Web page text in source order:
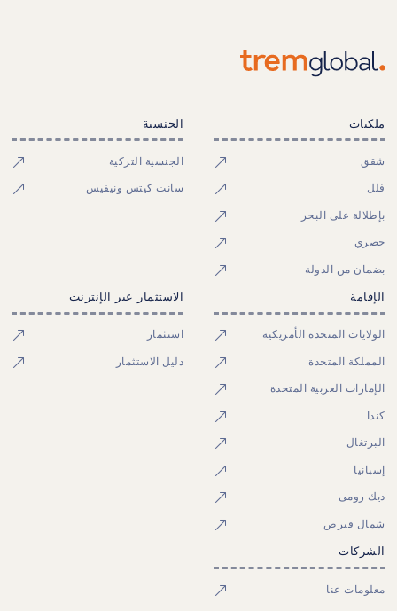
ملكيات
شقق
فلل
بإطلالة على البحر
حصري
بضمان من الدولة
الجنسية
الجنسية التركية
سانت كيتس ونيفيس
الإقامة
الولايات المتحدة الأمريكية
المملكة المتحدة
الإمارات العربية المتحدة
كندا
البرتغال
إسبانيا
ديك رومى
شمال قبرص
الاستثمار عبر الإنترنت
استثمار
دليل الاستثمار
الشركات
معلومات عنا